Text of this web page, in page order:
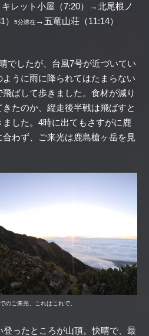
レット小屋（7:20）→北尾根ノ
5分滞在 →五竜山荘（11:14）
でしたが、台風7号が近づいてい
うに雨に降られてはたまらない
ばして歩きました。食材が減り
たのか、縦走後半戦は飛ばすと
した。4時に出てもさすがに鹿
わず、ご来光は鹿島槍ヶ岳を見
のご来光、これはこれで。
登ったところが山頂。快晴で、最